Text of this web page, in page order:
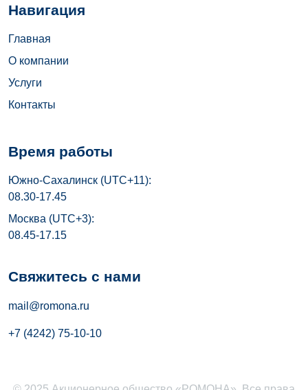
Навигация
Главная
О компании
Услуги
Контакты
Время работы
Южно-Сахалинск (UTC+11):
08.30-17.45
Москва (UTC+3):
08.45-17.15
Свяжитесь с нами
mail@romona.ru
+7 (4242) 75-10-10